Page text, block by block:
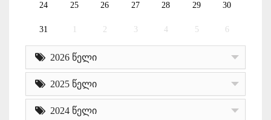
24 25 26 27 28 29 30
31 2 3 4 5 6
2026 წელი
2025 წელი
2024 წელი